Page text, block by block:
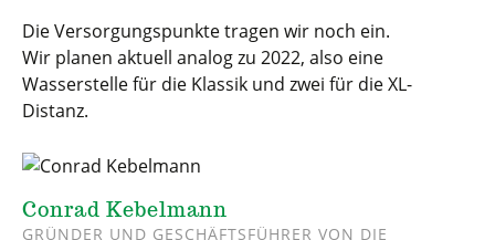
Die Versorgungspunkte tragen wir noch ein.
Wir planen aktuell analog zu 2022, also eine
Wasserstelle für die Klassik und zwei für die XL-
Distanz.
Conrad Kebelmann
GRÜNDER UND GESCHÄFTSFÜHRER VON DIE